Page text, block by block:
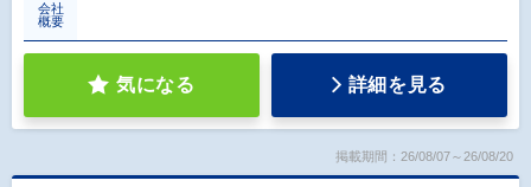
会社
概要
気になる 詳細を見る
掲載期間：26/08/07～26/08/20